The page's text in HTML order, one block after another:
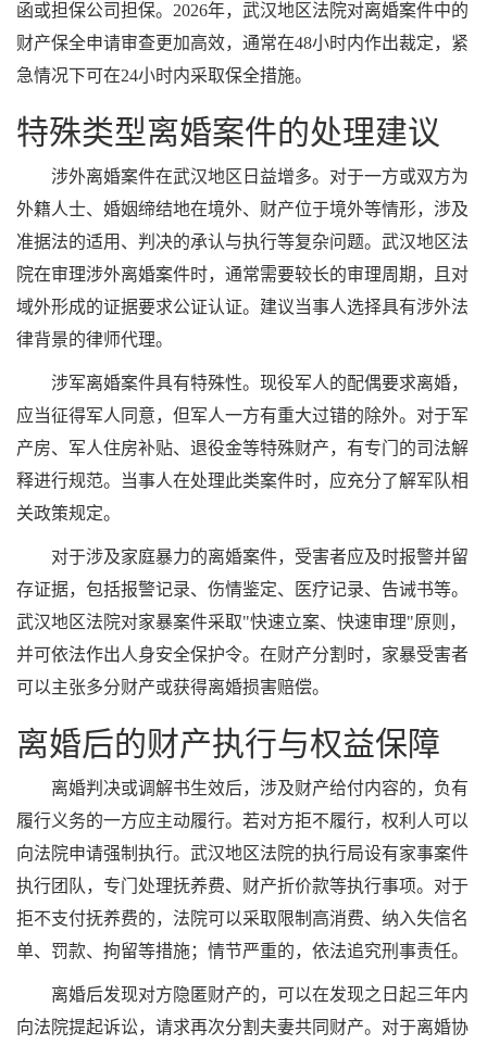
函或担保公司担保。2026年，武汉地区法院对离婚案件中的
财产保全申请审查更加高效，通常在48小时内作出裁定，紧
急情况下可在24小时内采取保全措施。
特殊类型离婚案件的处理建议
涉外离婚案件在武汉地区日益增多。对于一方或双方为
外籍人士、婚姻缔结地在境外、财产位于境外等情形，涉及
准据法的适用、判决的承认与执行等复杂问题。武汉地区法
院在审理涉外离婚案件时，通常需要较长的审理周期，且对
域外形成的证据要求公证认证。建议当事人选择具有涉外法
律背景的律师代理。
涉军离婚案件具有特殊性。现役军人的配偶要求离婚，
应当征得军人同意，但军人一方有重大过错的除外。对于军
产房、军人住房补贴、退役金等特殊财产，有专门的司法解
释进行规范。当事人在处理此类案件时，应充分了解军队相
关政策规定。
对于涉及家庭暴力的离婚案件，受害者应及时报警并留
存证据，包括报警记录、伤情鉴定、医疗记录、告诫书等。
武汉地区法院对家暴案件采取"快速立案、快速审理"原则，
并可依法作出人身安全保护令。在财产分割时，家暴受害者
可以主张多分财产或获得离婚损害赔偿。
离婚后的财产执行与权益保障
离婚判决或调解书生效后，涉及财产给付内容的，负有
履行义务的一方应主动履行。若对方拒不履行，权利人可以
向法院申请强制执行。武汉地区法院的执行局设有家事案件
执行团队，专门处理抚养费、财产折价款等执行事项。对于
拒不支付抚养费的，法院可以采取限制高消费、纳入失信名
单、罚款、拘留等措施；情节严重的，依法追究刑事责任。
离婚后发现对方隐匿财产的，可以在发现之日起三年内
向法院提起诉讼，请求再次分割夫妻共同财产。对于离婚协